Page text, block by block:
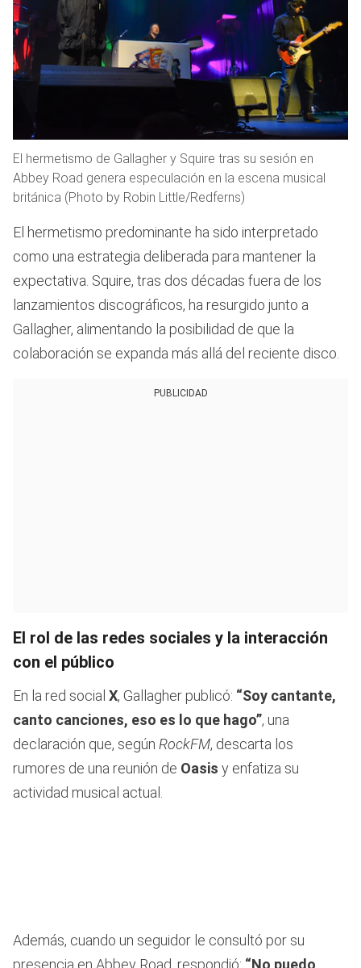
El hermetismo de Gallagher y Squire tras su sesión en
Abbey Road genera especulación en la escena musical
británica (Photo by Robin Little/Redferns)
El hermetismo predominante ha sido interpretado
como una estrategia deliberada para mantener la
expectativa. Squire, tras dos décadas fuera de los
lanzamientos discográficos, ha resurgido junto a
Gallagher, alimentando la posibilidad de que la
colaboración se expanda más allá del reciente disco.
PUBLICIDAD
El rol de las redes sociales y la interacción
con el público
En la red social X, Gallagher publicó: “Soy cantante,
canto canciones, eso es lo que hago”, una
declaración que, según RockFM, descarta los
rumores de una reunión de Oasis y enfatiza su
actividad musical actual.
Además, cuando un seguidor le consultó por su
presencia en Abbey Road, respondió: “No puedo